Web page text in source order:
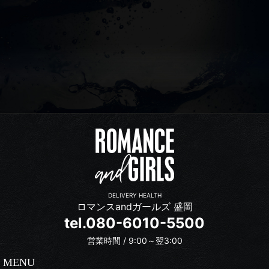
DELIVERY HEALTH
ロマンスandガールズ 盛岡
tel.080-6010-5500
営業時間 / 9:00～翌3:00
MENU